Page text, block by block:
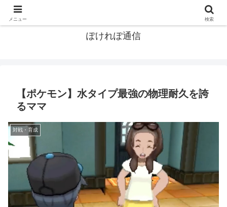
ぽけれぽ通信
【ポケモン】水タイプ最強の物理耐久を誇
るママ
対戦・育成
メニュー 検索